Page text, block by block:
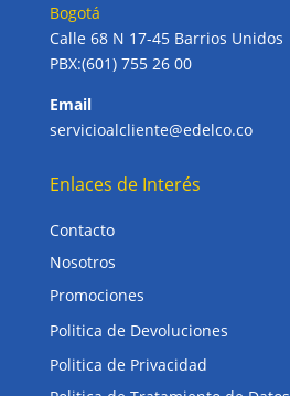
Bogotá
Calle 68 N 17-45 Barrios Unidos
PBX:(601) 755 26 00
Email
servicioalcliente@edelco.co
Enlaces de Interés
Contacto
Nosotros
Promociones
Politica de Devoluciones
Politica de Privacidad